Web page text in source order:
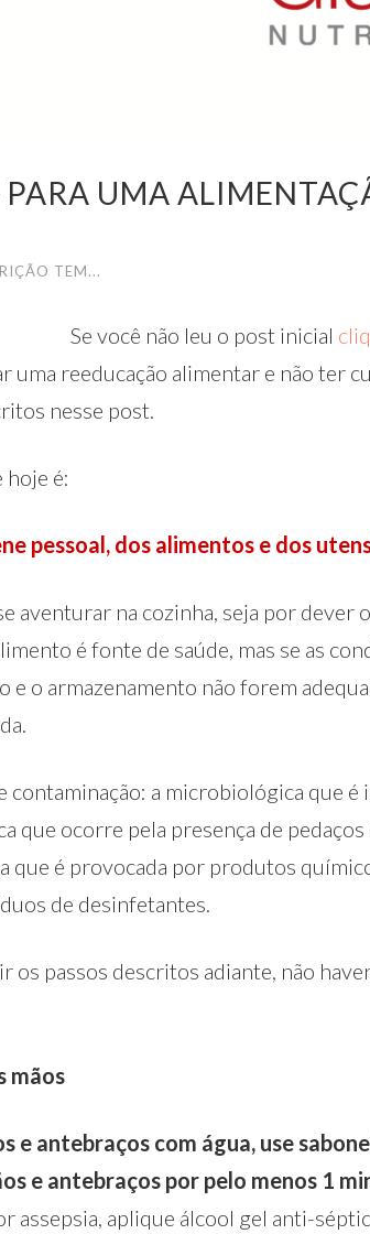
PARA UMA
TEM...
Se você não leu o post inicial
uma reeducação alimentar e não ter
nesse post.
hoje é:
pessoal, dos alimentos e dos
aventurar na cozinha, seja por dever
é fonte de saúde, mas se as
e o armazenamento não forem
contaminação: a microbiológica que
que ocorre pela presença de
que é provocada por produtos
de desinfetantes.
os passos descritos adiante, não
mãos
e antebraços com água, use
e antebraços por pelo menos 1
assepsia, aplique álcool gel anti-